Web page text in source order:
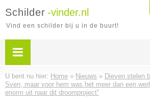
Schilder -vinder.nl
Vind een schilder bij u in de buurt!
U bent nu hier: Home » Nieuws » Dieven stelen
Sven, maar voor hem was het meer dan een
enorm uit naar dit droomproject”